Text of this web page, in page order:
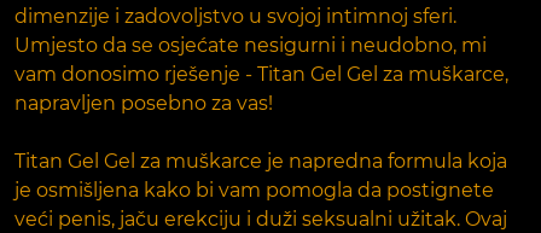
dimenzije i zadovoljstvo u svojoj intimnoj sferi.
Umjesto da se osjećate nesigurni i neudobno, mi
vam donosimo rješenje - Titan Gel Gel za muškarce,
napravljen posebno za vas!
Titan Gel Gel za muškarce je napredna formula koja
je osmišljena kako bi vam pomogla da postignete
veći penis, jaču erekciju i duži seksualni užitak. Ovaj